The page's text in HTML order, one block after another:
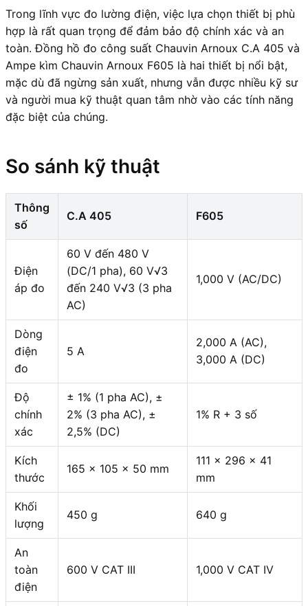
Trong lĩnh vực đo lường điện, việc lựa chọn thiết bị phù
hợp là rất quan trọng để đảm bảo độ chính xác và an
toàn. Đồng hồ đo công suất Chauvin Arnoux C.A 405 và
Ampe kìm Chauvin Arnoux F605 là hai thiết bị nổi bật,
mặc dù đã ngừng sản xuất, nhưng vẫn được nhiều kỹ sư
và người mua kỹ thuật quan tâm nhờ vào các tính năng
đặc biệt của chúng.
So sánh kỹ thuật
Thông
số
C.A 405 F605
Điện
áp đo
60 V đến 480 V
(DC/1 pha), 60 V√3
đến 240 V√3 (3 pha
AC)
1,000 V (AC/DC)
Dòng
điện
đo
5 A
2,000 A (AC),
3,000 A (DC)
Độ
chính
xác
± 1% (1 pha AC), ±
2% (3 pha AC), ±
2,5% (DC)
1% R + 3 số
Kích
thước
165 x 105 x 50 mm
111 x 296 x 41
mm
Khối
lượng
450 g 640 g
An
toàn
điện
600 V CAT III 1,000 V CAT IV